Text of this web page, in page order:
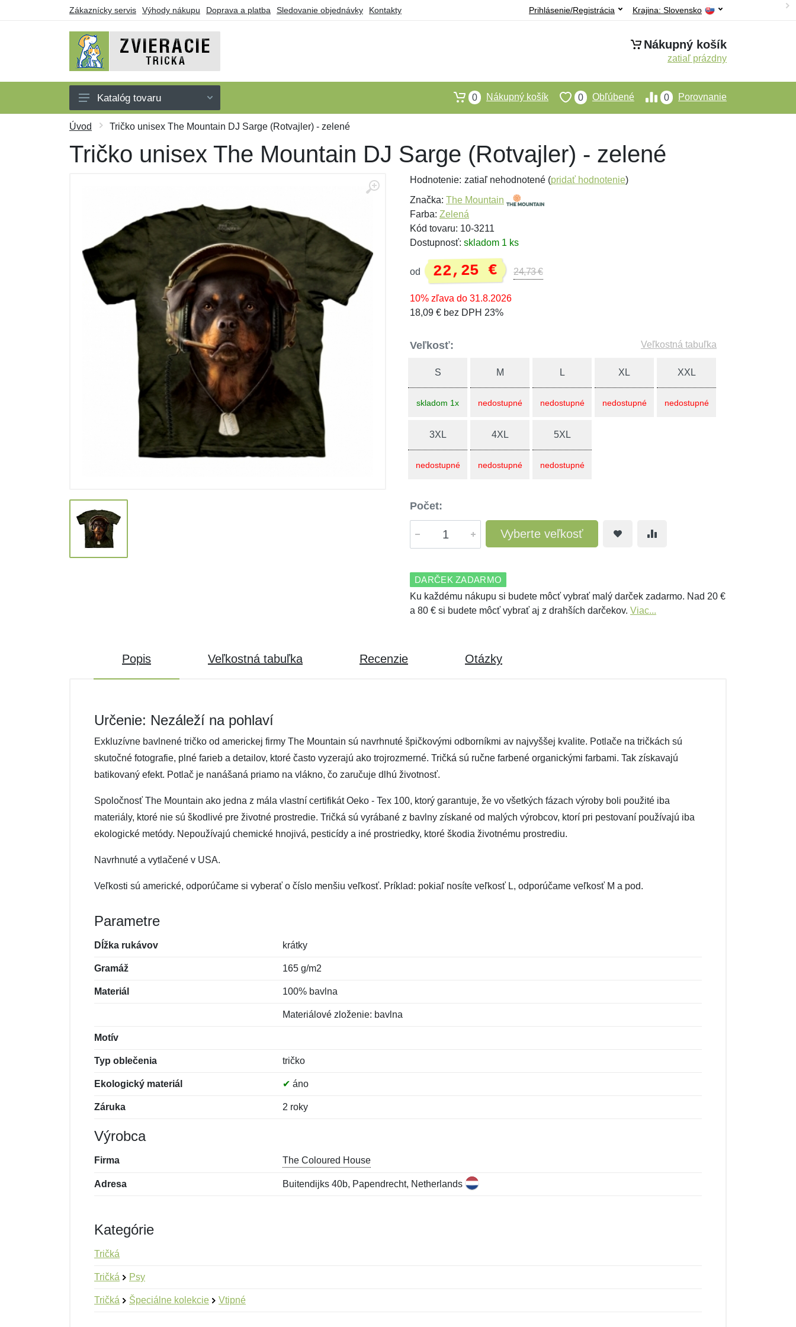
Zákaznícky servis Výhody nákupu Doprava a platba Sledovanie objednávky Kontakty Krajina: Slovensko
Prihlásenie/Registrácia
Nákupný košík
zatiaľ prázdny
Tričká
Tielka
Darčekové poukazy
Výpredaj
Katalóg tovaru 0 Porovnanie
0 Obľúbené
0 Nákupný košík
Úvod Tričko unisex The Mountain DJ Sarge (Rotvajler) - zelené
Tričko unisex The Mountain DJ Sarge (Rotvajler) - zelené
Hodnotenie: zatiaľ nehodnotené (pridať hodnotenie)
Značka: The Mountain
Farba: Zelená
Kód tovaru: 10-3211
Dostupnosť: skladom 1 ks
od 22,25 € 24,73 €
10% zľava do 31.8.2026
18,09 € bez DPH 23%
Veľkosť: Veľkostná tabuľka
S
skladom 1x
M
nedostupné
L
nedostupné
XL
nedostupné
XXL
nedostupné
3XL
nedostupné
4XL
nedostupné
5XL
nedostupné
Počet:
Vyberte veľkosť
DARČEK ZADARMO
Ku každému nákupu si budete môcť vybrať malý darček zadarmo. Nad 20 €
a 80 € si budete môcť vybrať aj z drahších darčekov. Viac...
Popis Veľkostná tabuľka Recenzie Otázky
Určenie: Nezáleží na pohlaví
Exkluzívne bavlnené tričko od americkej firmy The Mountain sú navrhnuté špičkovými odborníkmi av najvyššej kvalite. Potlače na tričkách sú
skutočné fotografie, plné farieb a detailov, ktoré často vyzerajú ako trojrozmerné. Tričká sú ručne farbené organickými farbami. Tak získavajú
batikovaný efekt. Potlač je nanášaná priamo na vlákno, čo zaručuje dlhú životnosť.
Spoločnosť The Mountain ako jedna z mála vlastní certifikát Oeko - Tex 100, ktorý garantuje, že vo všetkých fázach výroby boli použité iba
materiály, ktoré nie sú škodlivé pre životné prostredie. Tričká sú vyrábané z bavlny získané od malých výrobcov, ktorí pri pestovaní používajú iba
ekologické metódy. Nepoužívajú chemické hnojivá, pesticídy a iné prostriedky, ktoré škodia životnému prostrediu.
Navrhnuté a vytlačené v USA.
Veľkosti sú americké, odporúčame si vyberať o číslo menšiu veľkosť. Príklad: pokiaľ nosíte veľkosť L, odporúčame veľkosť M a pod.
Parametre
Dĺžka rukávov krátky
Gramáž 165 g/m2
Materiál 100% bavlna
Materiálové zloženie: bavlna
Motív
Typ oblečenia tričko
Ekologický materiál ✔ áno
Záruka 2 roky
Výrobca
Firma The Coloured House
Adresa Buitendijks 40b, Papendrecht, Netherlands
Kategórie
Tričká
Tričká Psy
Tričká Špeciálne kolekcie Vtipné